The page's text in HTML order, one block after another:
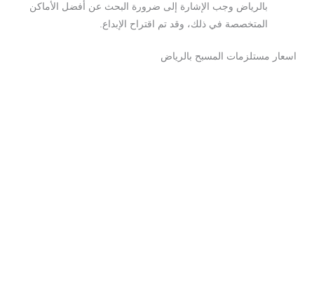
بالرياض وجب الإشارة إلى ضرورة البحث عن أفضل الأماكن
المتخصصة في ذلك، وقد تم اقتراح الإبداع.
اسعار مستلزمات المسبح بالرياض